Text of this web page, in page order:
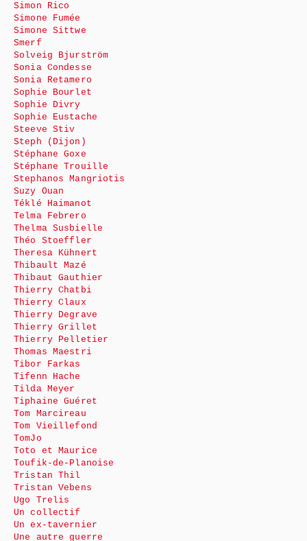
Simon Rico
Simone Fumée
Simone Sittwe
Smerf
Solveig Bjurström
Sonia Condesse
Sonia Retamero
Sophie Bourlet
Sophie Divry
Sophie Eustache
Steeve Stiv
Steph (Dijon)
Stéphane Goxe
Stéphane Trouille
Stephanos Mangriotis
Suzy Ouan
Téklé Haimanot
Telma Febrero
Thelma Susbielle
Théo Stoeffler
Theresa Kühnert
Thibault Mazé
Thibaut Gauthier
Thierry Chatbi
Thierry Claux
Thierry Degrave
Thierry Grillet
Thierry Pelletier
Thomas Maestri
Tibor Farkas
Tifenn Hache
Tilda Meyer
Tiphaine Guéret
Tom Marcireau
Tom Vieillefond
TomJo
Toto et Maurice
Toufik-de-Planoise
Tristan Thil
Tristan Vebens
Ugo Trelis
Un collectif
Un ex-tavernier
Une autre guerre